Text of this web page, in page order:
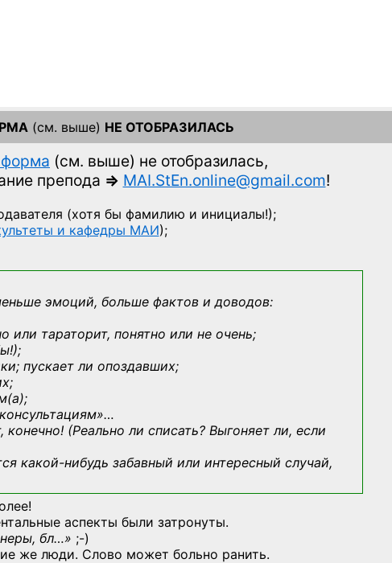
(см. выше) НЕ ОТОБРАЗИЛАСЬ
(см. выше) не отобразилась,
препода => MAI.StEn.online@gmail.com!
(хотя бы фамилию и инициалы!);
и кафедры МАИ);
эмоций, больше фактов и доводов:
или тараторит, понятно или не очень;
пускает ли опоздавших;
…
(Реально ли списать? Выгоняет ли, если
какой-нибудь забавный или интересный случай,
аспекты были затронуты.
бл…» ;-)
же люди. Слово может больно ранить.